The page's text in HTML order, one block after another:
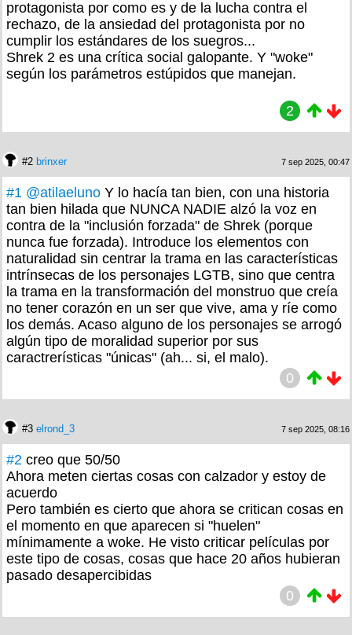
protagonista por como es y de la lucha contra el
rechazo, de la ansiedad del protagonista por no
cumplir los estándares de los suegros...
Shrek 2 es una crítica social galopante. Y "woke"
según los parámetros estúpidos que manejan.
2
#2 brinxer 7 sep 2025, 00:47
#1 @atilaeluno Y lo hacía tan bien, con una historia
tan bien hilada que NUNCA NADIE alzó la voz en
contra de la "inclusión forzada" de Shrek (porque
nunca fue forzada). Introduce los elementos con
naturalidad sin centrar la trama en las características
intrínsecas de los personajes LGTB, sino que centra
la trama en la transformación del monstruo que creía
no tener corazón en un ser que vive, ama y ríe como
los demás. Acaso alguno de los personajes se arrogó
algún tipo de moralidad superior por sus
caractrerísticas "únicas" (ah... si, el malo).
0
#3 elrond_3 7 sep 2025, 08:16
#2 creo que 50/50
Ahora meten ciertas cosas con calzador y estoy de
acuerdo
Pero también es cierto que ahora se critican cosas en
el momento en que aparecen si "huelen"
mínimamente a woke. He visto criticar películas por
este tipo de cosas, cosas que hace 20 años hubieran
pasado desapercibidas
0